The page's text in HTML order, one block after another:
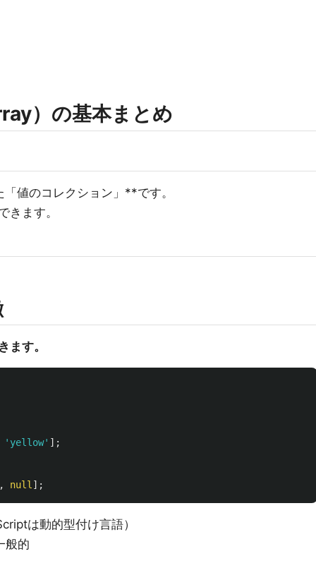
）の基本まとめ
値のコレクション」**です。
きます。
ます。
' yellow' ];
null ];
は動的型付け言語）
般的